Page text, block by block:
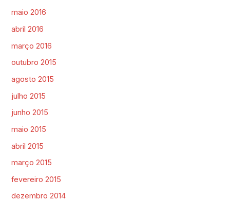
maio 2016
abril 2016
março 2016
outubro 2015
agosto 2015
julho 2015
junho 2015
maio 2015
abril 2015
março 2015
fevereiro 2015
dezembro 2014